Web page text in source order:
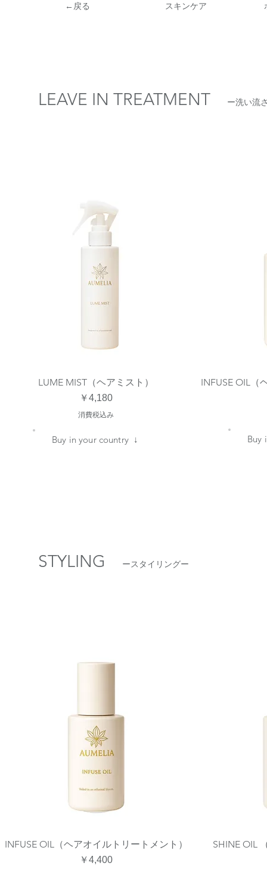
←戻る スキンケア
LEAVE IN TREATMENT ー洗い流
クイックビュー
LUME MIST（ヘアミスト）
価格
￥4,180
消費税込み
INFUSE OIL（
​Buy
​Buy in your country ↓
STYLING ースタイリングー
クイックビュー
INFUSE OIL（ヘアオイルトリートメント）
価格
￥4,400
SHINE OIL